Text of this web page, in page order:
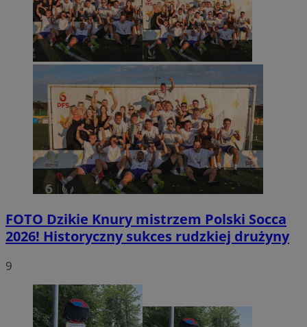
FOTO Dzikie Knury mistrzem Polski Socca
2026! Historyczny sukces rudzkiej drużyny
9